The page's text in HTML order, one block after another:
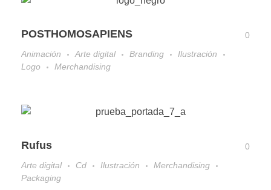
POSTHOMOSAPIENS
0
Animación
Arte digital Branding
Ilustración
Logo
Merchandising
Rufus
0
Arte digital
Cd Ilustración
Merchandising
Packaging